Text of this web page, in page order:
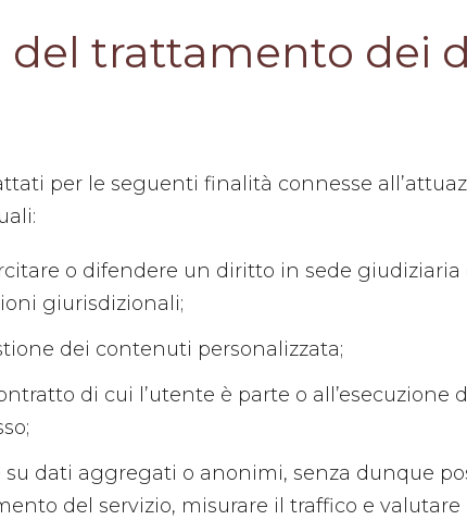
del trattamento dei
per le seguenti finalità connesse
o difendere un diritto in sede
giurisdizionali;
dei contenuti personalizzata;
di cui l’utente è parte o all’esecuzione
dati aggregati o anonimi, senza dunque
del servizio, misurare il traffico e